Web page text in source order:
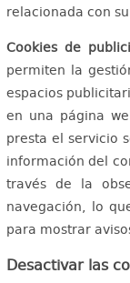
relacionada con
Cookies de
permiten la
espacios
en una página
presta el servicio
información del
través de la
navegación, lo
para mostrar
Desactivar las